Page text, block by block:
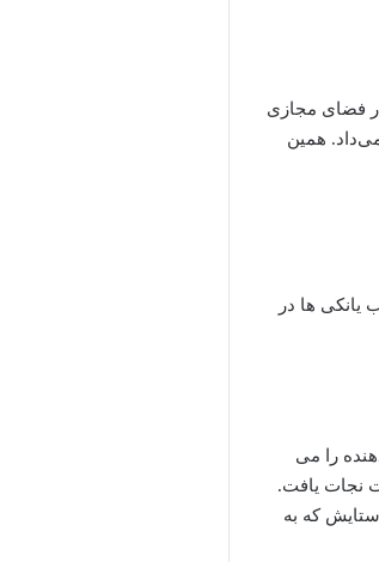
فضای مجازی
همین
یانکی ها در
را می
نجات یافت.
که به